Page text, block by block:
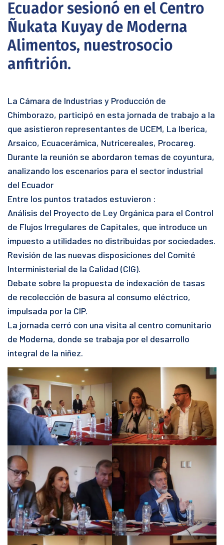
Ecuador sesionó en el Centro
Ñukata Kuyay de Moderna
Alimentos, nuestrosocio
anfitrión.
La Cámara de Industrias y Producción de
Chimborazo, participó en esta jornada de trabajo a la
que asistieron representantes de UCEM, La Iberica,
Arsaico, Ecuacerámica, Nutricereales, Procareg.
Durante la reunión se abordaron temas de coyuntura,
analizando los escenarios para el sector industrial
del Ecuador
Entre los puntos tratados estuvieron :
Análisis del Proyecto de Ley Orgánica para el Control
de Flujos Irregulares de Capitales, que introduce un
impuesto a utilidades no distribuidas por sociedades.
Revisión de las nuevas disposiciones del Comité
Interministerial de la Calidad (CIG).
Debate sobre la propuesta de indexación de tasas
de recolección de basura al consumo eléctrico,
impulsada por la CIP.
La jornada cerró con una visita al centro comunitario
de Moderna, donde se trabaja por el desarrollo
integral de la niñez.